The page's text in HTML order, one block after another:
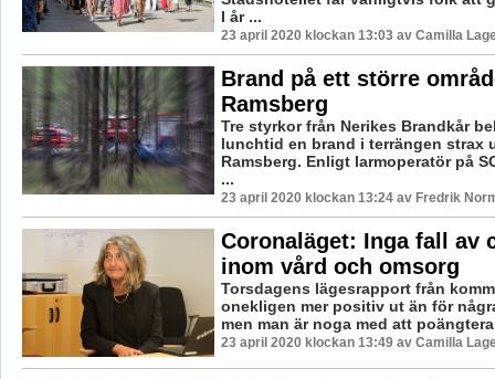
I år ...
23 april 2020 klockan 13:03 av Camilla
Brand på ett större
Ramsberg
Tre styrkor från Nerikes Brandkår
lunchtid en brand i terrängen strax
Ramsberg. Enligt larmoperatör på
...
23 april 2020 klockan 13:24 av Fredrik
Coronaläget: Inga fall av
inom vård och omsorg
Torsdagens lägesrapport från
onekligen mer positiv ut än för
men man är noga med att
23 april 2020 klockan 13:49 av Camilla